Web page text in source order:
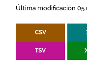
Última modificación 05
CSV
TSV